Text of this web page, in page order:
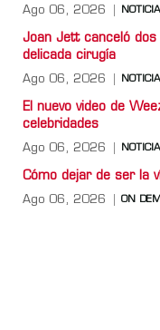
Ago 06, 2026
Joan Jett canceló
delicada cirugía
Ago 06, 2026
El nuevo video de
celebridades
Ago 06, 2026
Cómo dejar de ser la
Ago 06, 2026 ON